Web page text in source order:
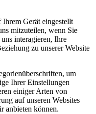
Gerät eingestellt
mitzuteilen, wenn Sie
interagieren, Ihre
zu unserer Website
um
Ihrer Einstellungen
einiger Arten von
auf unseren Websites
anbieten können.